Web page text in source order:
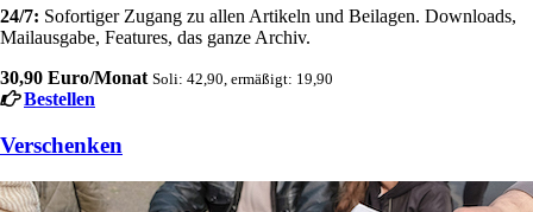
24/7: Sofortiger Zugang zu allen Artikeln und Beilagen. Downloads,
Mailausgabe, Features, das ganze Archiv.
30,90 Euro/Monat Soli: 42,90, ermäßigt: 19,90
Bestellen
Verschenken